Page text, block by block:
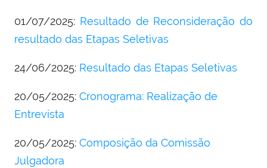
01/07/2025: Resultado de Reconsideração do
resultado das Etapas Seletivas
24/06/2025: Resultado das Etapas Seletivas
20/05/2025: Cronograma: Realização de
Entrevista
20/05/2025: Composição da Comissão
Julgadora